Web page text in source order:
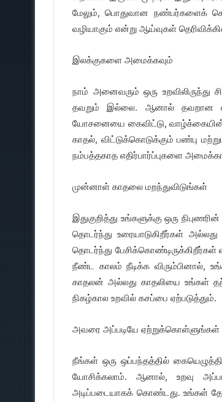
மேலும், பொதுவான நண்பர்களைக்
வழியாகும் என்று ஆய்வுகள்
இலக்குகளை அமைக்கவும்
நாம் அனைவரும் ஒரு
தவறும் இல்லை. ஆனால் தவறான
யோசனையை கைவிட்டு,
காதல், விட்டுக்கொடுக்கும் பண்பு
நம்பத்தகாத எதிர்பார்ப்புகளை
முன்னாள் காதலை மறந்துவிடுங்கள்
இதுகுறித்து உங்களுக்கு ஒரு
தொடர்ந்து உரையாடுகிறீர்கள்
தொடர்ந்து
நீண்ட காலம் நீடிக்க விரும்பினால்,
காதலன் அல்லது காதலியை உங்கள்
நிகழ்கால உறவில் கசப்பை ஏற்படுத்தும்.
அவரை அப்படியே ஏற்றுக்கொள்ளுங்கள்
நீங்கள் ஒரு ஒப்பந்தத்தில்
யோசிக்கலாம். ஆனால், உறவு
அடிப்படையாகக் கொண்டது. உங்கள்